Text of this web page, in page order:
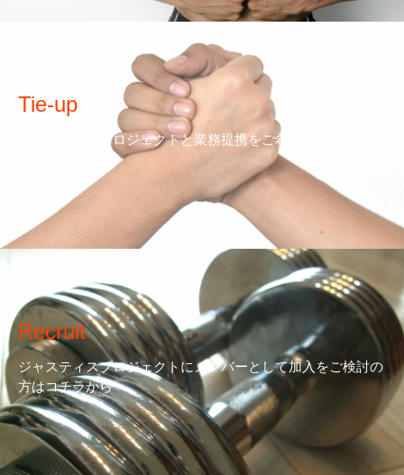
Tie-up
ジャスティスプロジェクトと業務提携をご希望の方はコチラ
Recruit
ジャスティスプロジェクトにメンバーとして加入をご検討の
方はコチラから